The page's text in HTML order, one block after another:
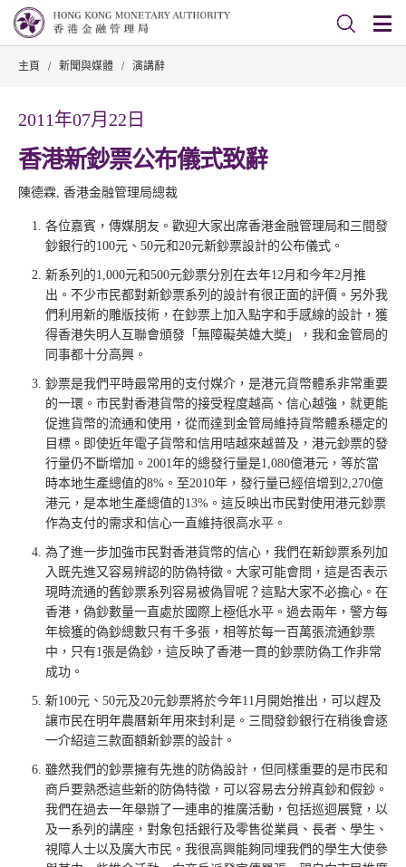
主頁 / 新聞與媒體 / 演講辭
2011年07月22日
香港新鈔票公布儀式致辭
陳德霖, 香港金融管理局總裁
各位嘉賓，傳媒朋友。歡迎大家出席香港金融管理局和三間發
鈔銀行的100元、50元和20元新鈔票設計的公布儀式。
新系列的1,000元和500元鈔票分別在去年12月和今年2月推
出。不少市民都對新鈔票系列的設計有很正面的評價。另外我
們利用新的雕版技術，在鈔票上加入點字和手感線的設計，獲
得香港失明人互聯會頒發「無障礙英雄大奬」，我和金管局的
同事都十分高興。
鈔票是我們平時最常用的支付媒介，是港元貨幣體系非常重要
的一環。市民對香港貨幣的接受程度越高、信心越強，就更能
促進貨幣的流通和使用，從而達到金管局維持貨幣體系穩定的
目標。即使近年電子貨幣和信用咭越來越普及，港元鈔票的發
行量仍不斷增加。2001年的總發行量是1,080億港元，等於當
時本地生產總值的8%。至2010年，發行量已經倍增到2,270億
港元，是本地生產總值的13%。這反映出市民對使用港元鈔票
作為支付的需求和信心一直維持很高水平。
為了進一步加強市民對香港貨幣的信心，我們在新鈔票系列加
入既先進又容易辨認的防偽特徵。大家可能會問，這是否表示
現時流通的舊鈔票系列容易被偽冒呢？這點大家不必擔心。在
香港，偽鈔數量一直處於國際上極低水平。過去兩年，警方每
年檢獲的偽鈔總數只有千多張，相等於每一百萬張流通鈔票
中，只有1張是偽鈔，這反映了香港一貫的鈔票防偽工作非常
成功。
新100元、50元及20元鈔票將於今年11月開始推出，可以趕及
讓市民在明年農曆新年用來封利是。三間發鈔銀行在稍後會逐
一介紹這三款面額新鈔票的設計。
雖然我們的鈔票擁有先進的防偽設計，但同樣重要的是市民和
商戶要熟悉這些新的防偽特徵，可以容易去分辨真鈔和假鈔。
我們在過去一年舉辦了一連串的推廣活動，包括巡迴展覽，以
及一系列的講座，對象包括銀行及零售從業員、長者、學生、
視障人士以及廣大市民。我很高興能夠同埋我們的學生大使參